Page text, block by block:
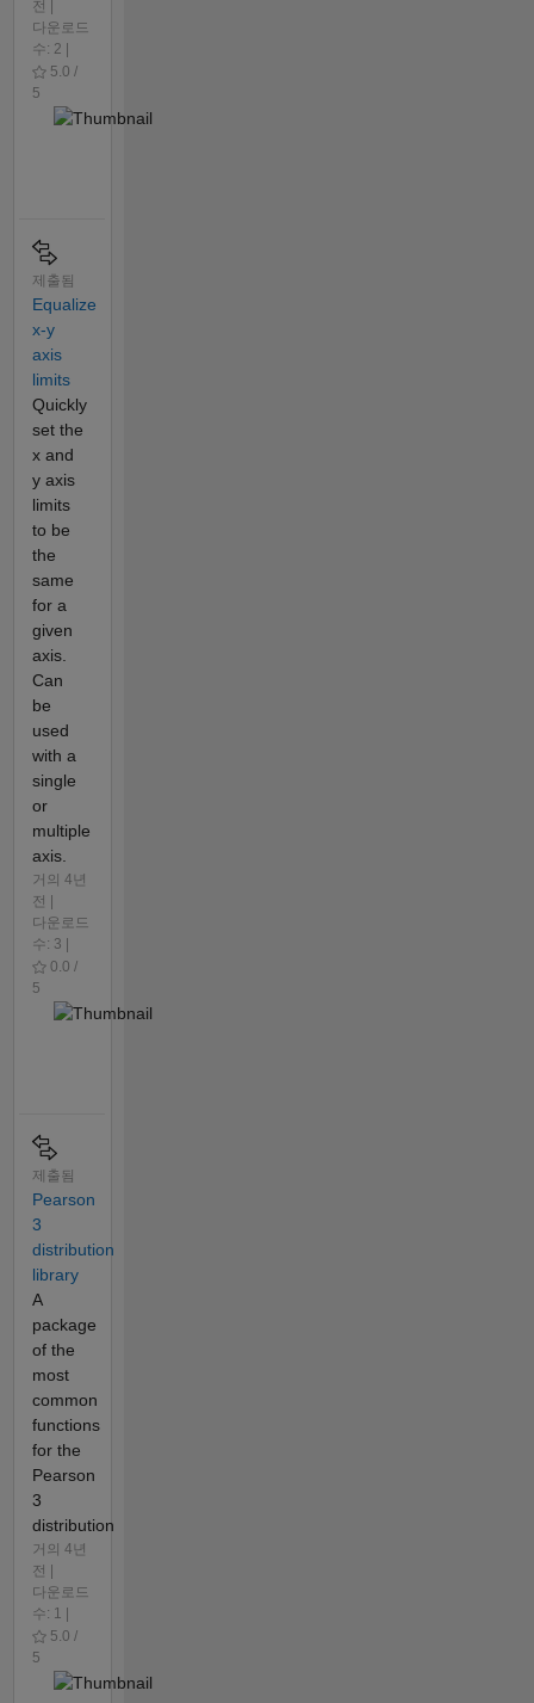
전 |
다운로드
수: 2 |
5.0 /
5
제출됨
Equalize
x-y
axis
limits
Quickly
set the
x and
y axis
limits
to be
the
same
for a
given
axis.
Can
be
used
with a
single
or
multiple
axis.
거의 4년
전 |
다운로드
수: 3 |
0.0 /
5
제출됨
Pearson
3
distribution
library
A
package
of the
most
common
functions
for the
Pearson
3
distribution
거의 4년
전 |
다운로드
수: 1 |
5.0 /
5